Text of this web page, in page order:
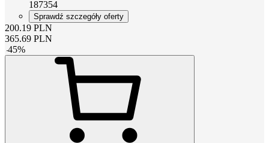
187354
Sprawdź szczegóły oferty
200.19 PLN
365.69 PLN
-45%